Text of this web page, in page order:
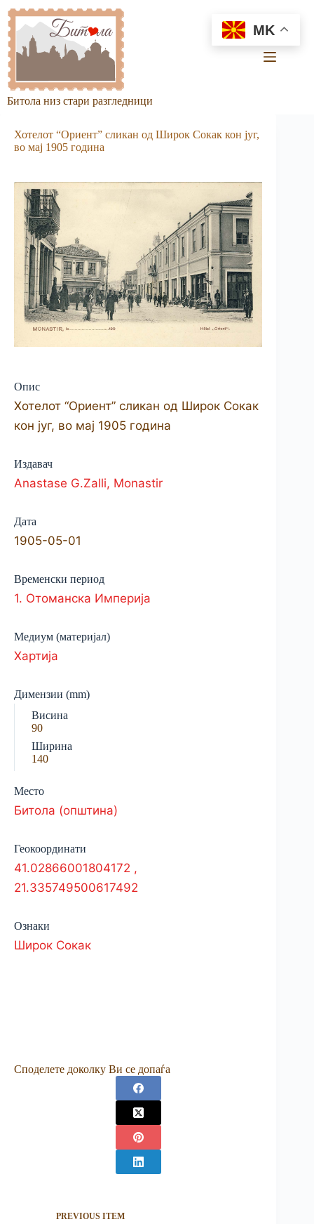
content
Битола низ стари разгледници
Хотелот “Ориент” сликан од Широк Сокак кон југ,
во мај 1905 година
Опис
Хотелот “Ориент” сликан од Широк Сокак
кон југ, во мај 1905 година
Издавач
Anastase G.Zalli, Monastir
Дата
1905-05-01
Временски период
1. Отоманска Империја
Медиум (материјал)
Хартија
Димензии (mm)
Висина
90
Ширина
140
Место
Битола (општина)
Геокоординати
41.02866001804172 ,
21.335749500617492
Ознаки
Широк Сокак
Споделете доколку Ви се допаѓа
PREVIOUS ITEM
MK